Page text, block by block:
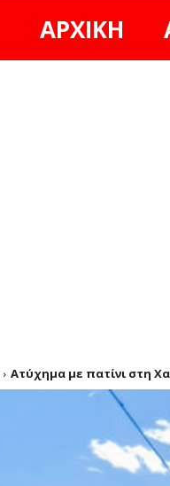
ΑΡΧΙΚΗ
Ατύχημα με πατίνι στη